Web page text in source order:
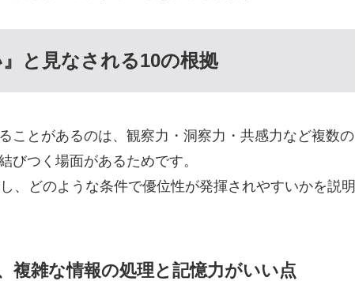
と見なされる10の根拠
ことがあるのは、観察力・洞察力・共感力など複数の
びつく場面があるためです。
、どのような条件で優位性が発揮されやすいかを説明
複雑な情報の処理と記憶力がいい点